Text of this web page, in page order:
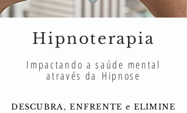
Hipnoterapia
Impactando a saúde mental
através da Hipnose
DESCUBRA, ENFRENTE e ELIMINE